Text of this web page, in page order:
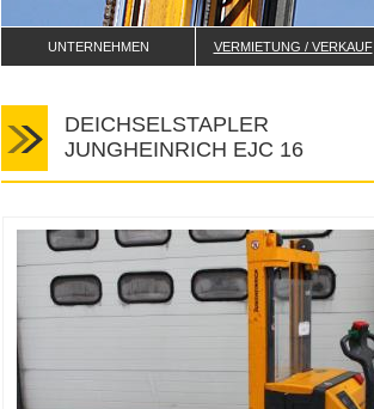
UNTERNEHMEN VERMIETUNG / VERKAUF
DEICHSELSTAPLER
JUNGHEINRICH EJC 16